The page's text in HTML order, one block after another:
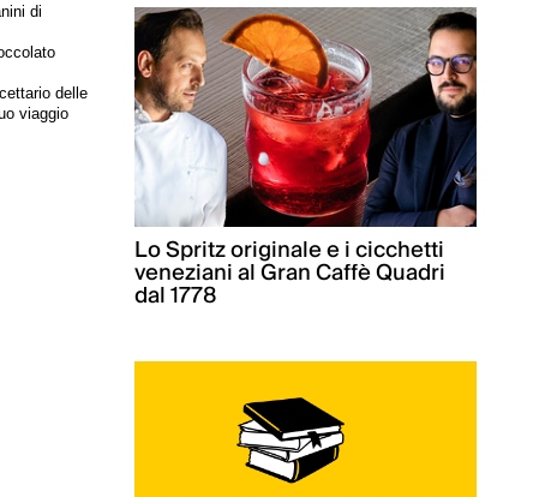
di
delle
viaggio
Lo Spritz originale e i cicchetti
veneziani al Gran Caffè Quadri
dal 1778